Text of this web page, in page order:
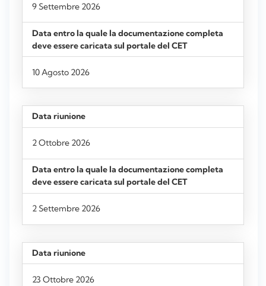
9 Settembre 2026
10 Agosto 2026
2 Ottobre 2026
2 Settembre 2026
23 Ottobre 2026